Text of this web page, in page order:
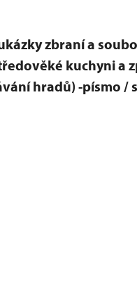
zbraní a
kuchyni a
hradů) -písmo /